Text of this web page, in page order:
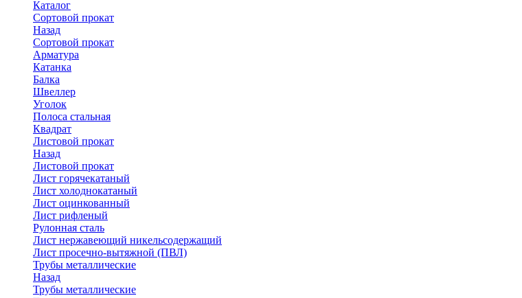
Каталог
Сортовой прокат
Назад
Сортовой прокат
Арматура
Катанка
Балка
Швеллер
Уголок
Полоса стальная
Квадрат
Листовой прокат
Назад
Листовой прокат
Лист горячекатаный
Лист холоднокатаный
Лист оцинкованный
Лист рифленый
Рулонная сталь
Лист нержавеющий никельсодержащий
Лист просечно-вытяжной (ПВЛ)
Трубы металлические
Назад
Трубы металлические